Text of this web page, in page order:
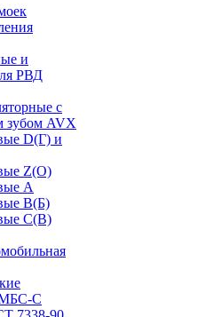
и
РВД
с
зубом AVX
D(Г) и
Z(О)
А
В(Б)
С(В)
МБС-С